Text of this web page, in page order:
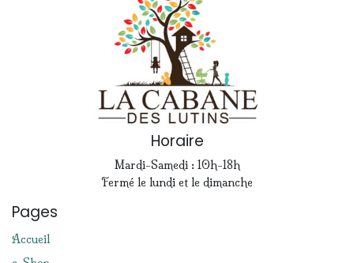
Horaire
Mardi-Samedi : 10h-18h
Fermé le lundi et le dimanche
Pages
Accueil